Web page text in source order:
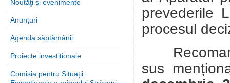
Noutăţi și evenimente
Anunțuri
Agenda săptămânii
Proiecte investiționale
Comisia pentru Situații
prevederile
procesul
sus